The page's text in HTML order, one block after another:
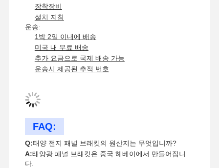
앵글 채널 빔
유관의 지진 지원
케이블 트레이의 지진 지원
4 지진 보호
젤리화 된 앵글 브래킷
케이블 바구니 용품
태양 전지 패널 철도 브래킷
장착장비
설치 지침
운송:
1박 2일 이내에 배송
미국 내 무료 배송
추가 요금으로 국제 배송 가능
운송시 제공된 추적 번호
FAQ:
Q:태양 전지 패널 브래킷의 원산지는 무엇입니까?
A:태양광 패널 브래킷은 중국 헤베이에서 만들어집니
다.